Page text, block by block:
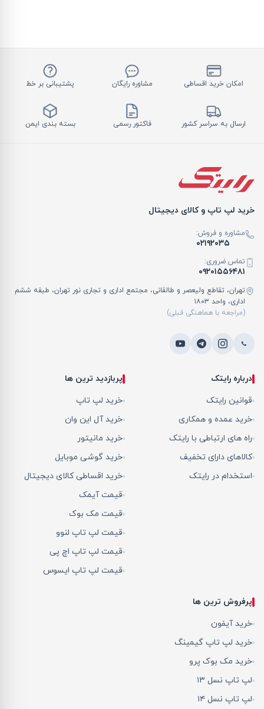
امکان خرید اقساطی مشاوره رایگان پشتیبانی بر خط
ارسال به سراسر کشور فاکتور رسمی بسته بندی ایمن
خرید لپ تاپ و کالای دیجیتال
مشاوره و فروش:
۰۲۱۹۲۰۳۵
تماس ضروری:
۰۹۲۰۱۵۵۶۴۸۱
تهران، تقاطع ولیعصر و طالقانی، مجتمع اداری و تجاری نور تهران، طبقه ششم
اداری، واحد ۱۸۰۳
(مراجعه با هماهنگی قبلی)
درباره رایتک
قوانین رایتک
خرید عمده و همکاری
راه های ارتباطی با رایتک
کالاهای دارای تخفیف
استخدام در رایتک
پربازدید ترین ها
خرید لپ تاپ
خرید آل این وان
خرید مانیتور
خرید گوشی موبایل
خرید اقساطی کالای دیجیتال
قیمت آیمک
قیمت مک بوک
قیمت لپ تاپ لنوو
قیمت لپ تاپ اچ پی
قیمت لپ تاپ ایسوس
پرفروش ترین ها
خرید آیفون
خرید لپ تاپ گیمینگ
خرید مک بوک پرو
لپ تاپ نسل ۱۳
لپ تاپ نسل ۱۴